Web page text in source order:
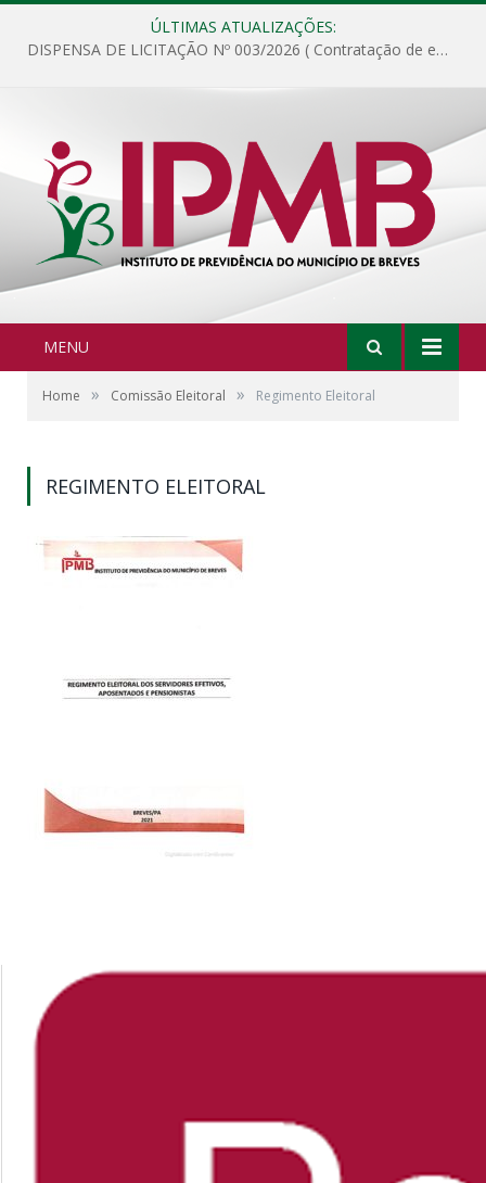
ÚLTIMAS ATUALIZAÇÕES:
DISPENSA DE LICITAÇÃO Nº 003/2026 ( Contratação de empresa para fornecimento de gêneros alimentícios não perecíveis, materiais de expediente, descartáveis, copa e cozinha, para análise e posterior publicação.)
MENU
Home » Comissão Eleitoral » Regimento Eleitoral
REGIMENTO ELEITORAL